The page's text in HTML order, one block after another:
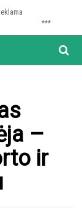
***
–
ir